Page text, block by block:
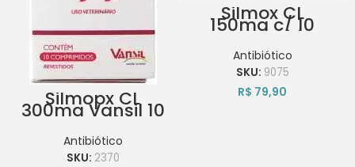
Silmopx CL
300mg Vansil 10
comprimidos
Antibiótico
SKU: 2370
Silmox CL
150mg c/ 10
Comprimidos
Antibiótico
SKU: 9075
R$ 79,90